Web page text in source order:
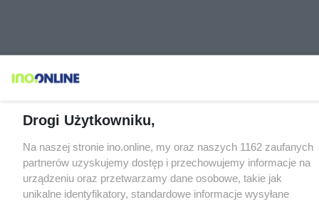
Drogi Użytkowniku,
Na naszej stronie ino.online, my oraz naszych 1162 zaufanych
partnerów uzyskujemy dostęp i przechowujemy informacje na
urządzeniu oraz przetwarzamy dane osobowe, takie jak
unikalne identyfikatory, standardowe informacje wysyłane